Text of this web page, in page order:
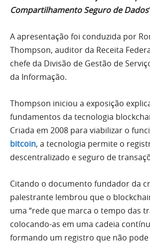
Compartilhamento Seguro de Dados
A apresentação foi conduzida por
Thompson, auditor da Receita
chefe da Divisão de Gestão de
da Informação.
Thompson iniciou a exposição
fundamentos da tecnologia
Criada em 2008 para viabilizar o
bitcoin, a tecnologia permite o
descentralizado e seguro de
Citando o documento fundador da
palestrante lembrou que o
uma “rede que marca o tempo das
colocando-as em uma cadeia
formando um registro que não